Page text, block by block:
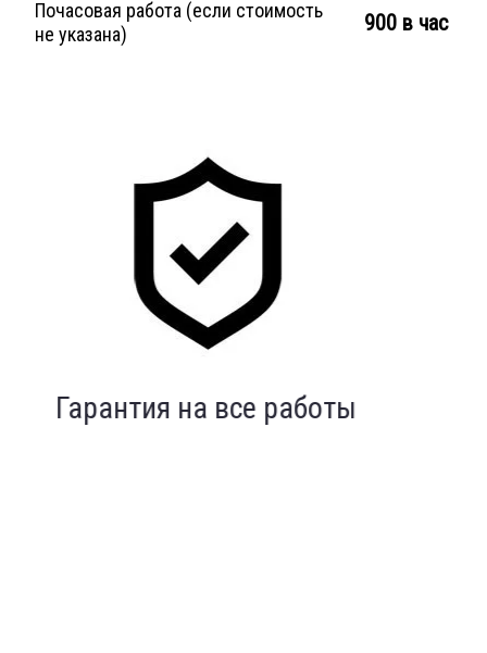
Почасовая работа (если стоимость
не указана)
900 в час
Индивидуальный подход